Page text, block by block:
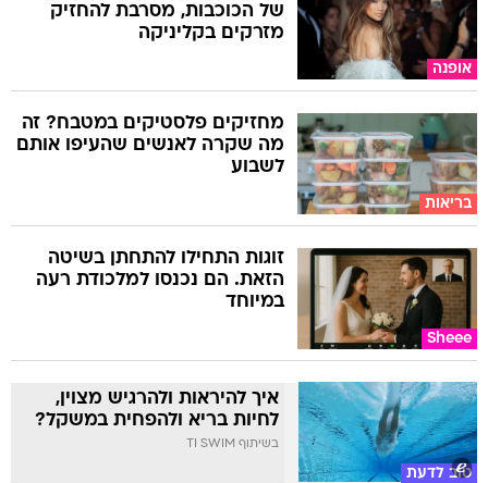
אופנה
של הכוכבות, מסרבת להחזיק
מזרקים בקליניקה
בריאות
מחזיקים פלסטיקים במטבח? זה
מה שקרה לאנשים שהעיפו אותם
לשבוע
Sheee
זוגות התחילו להתחתן בשיטה
הזאת. הם נכנסו למלכודת רעה
במיוחד
טוב לדעת
איך להיראות ולהרגיש מצוין,
לחיות בריא ולהפחית במשקל?
בשיתוף TI SWIM